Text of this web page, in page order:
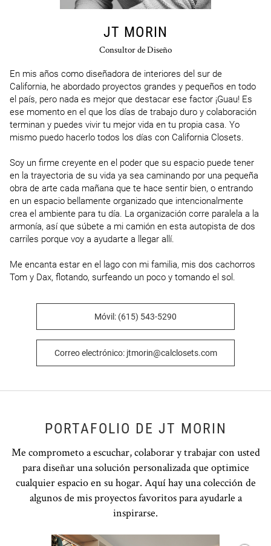
JT MORIN
Consultor de Diseño
En mis años como diseñadora de interiores del sur de
California, he abordado proyectos grandes y pequeños en todo
el país, pero nada es mejor que destacar ese factor ¡Guau! Es
ese momento en el que los días de trabajo duro y colaboración
terminan y puedes vivir tu mejor vida en tu propia casa. Yo
mismo puedo hacerlo todos los días con California Closets.
Soy un firme creyente en el poder que su espacio puede tener
en la trayectoria de su vida ya sea caminando por una pequeña
obra de arte cada mañana que te hace sentir bien, o entrando
en un espacio bellamente organizado que intencionalmente
crea el ambiente para tu día. La organización corre paralela a la
armonía, así que súbete a mi camión en esta autopista de dos
carriles porque voy a ayudarte a llegar allí.
Me encanta estar en el lago con mi familia, mis dos cachorros
Tom y Dax, flotando, surfeando un poco y tomando el sol.
Móvil: (615) 543-5290
Correo electrónico: jtmorin@calclosets.com
PORTAFOLIO DE JT MORIN
Me comprometo a escuchar, colaborar y trabajar con usted
para diseñar una solución personalizada que optimice
cualquier espacio en su hogar. Aquí hay una colección de
algunos de mis proyectos favoritos para ayudarle a
inspirarse.
Open item modal